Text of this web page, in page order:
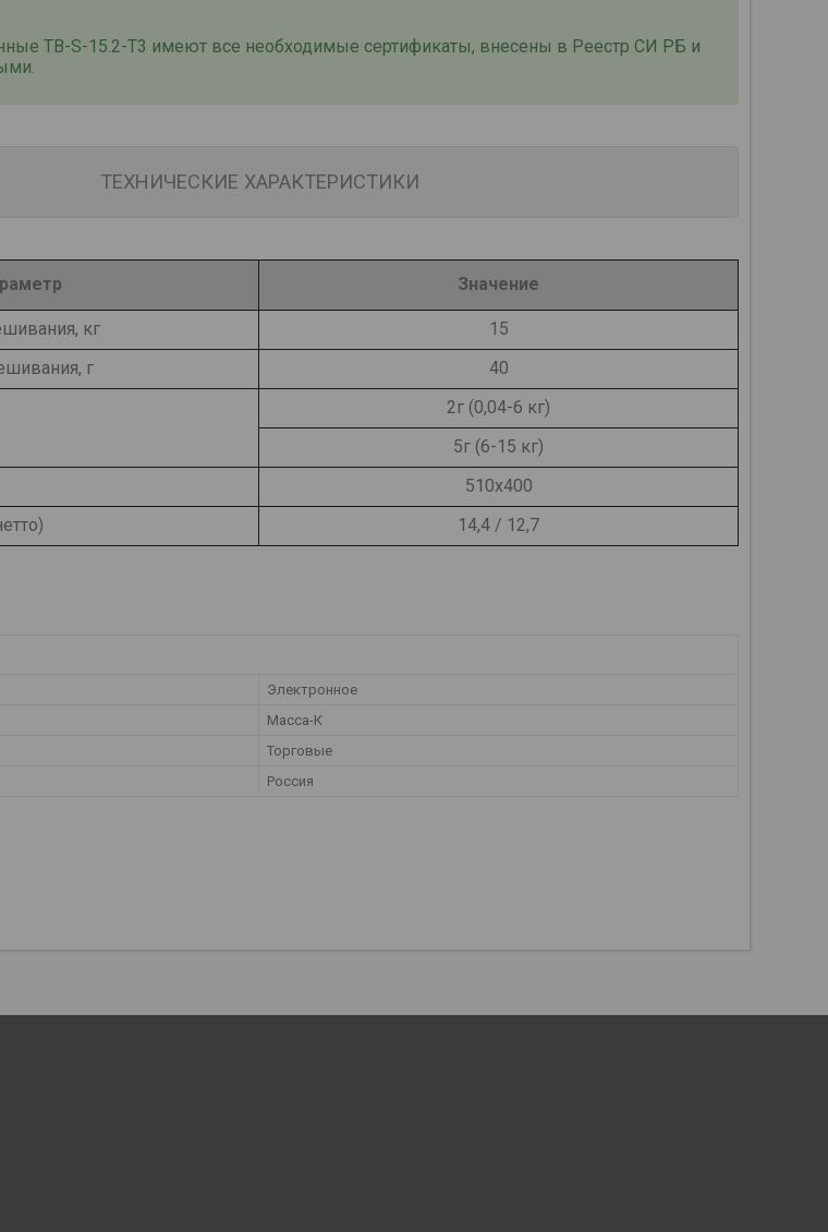
ТВ-S-15.2-T3 имеют все необходимые сертификаты, внесены в Реестр СИ РБ и
ТЕХНИЧЕСКИЕ ХАРАКТЕРИСТИКИ
Значение
кг
15
г
40
2г (0,04-6 кг)
5г (6-15 кг)
510х400
14,4 / 12,7
Электронное
Масса-К
Торговые
Россия